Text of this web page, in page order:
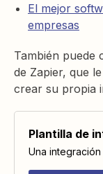
El mejor
empresas
También puede
de Zapier, que
crear su propia
Plantilla de
Una